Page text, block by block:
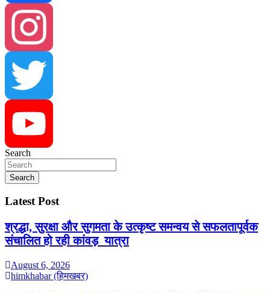
Facebook
Instagram
Twitter
YouTube
Search
Search
Latest Post
श्रद्धा, सुरक्षा और सुगमता के उत्कृष्ट समन्वय से सफलतापूर्वक
संचालित हो रही कांवड़ यात्रा
August 6, 2026
himkhabar (हिमखबर)